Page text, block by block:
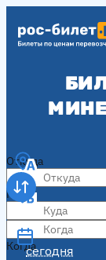
Откуда
Куда
Когда
сегодня
Когда